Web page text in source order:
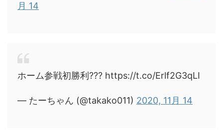
月 14
ホーム参戦初勝利??? https://t.co/Erlf2G3qLI
— たーちゃん (@takako011) 2020, 11月 14